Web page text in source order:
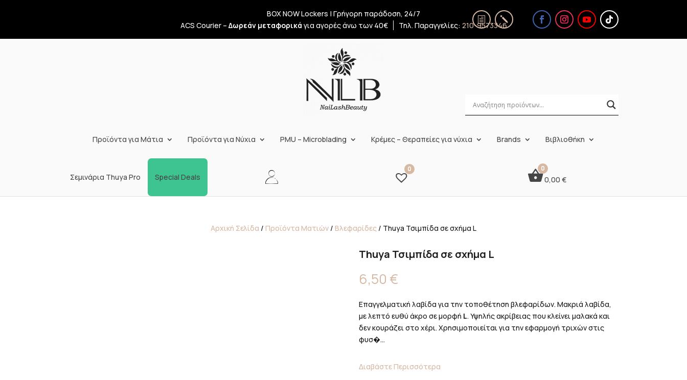
BOX NOW Lockers | Γρήγορη παράδοση, 24/7
ACS Courier – Δωρεάν μεταφορικά για αγορές άνω των 40€ Τηλ. Παραγγελίες: 210-9573346
Προϊόντα για Μάτια Προϊόντα για Νύχια PMU – Microblading Κρέμες – Θεραπείες για νύχια Brands Βιβλιοθήκη
Σεμινάρια Thuya Pro Special Deals
0
0,00 €
Αρχική Σελίδα / Προϊόντα Ματιών / Βλεφαρίδες / Thuya Τσιμπίδα σε σχήμα L
Thuya Τσιμπίδα σε σχήμα L
6,50 €
Επαγγελματική λαβίδα για την τοποθέτηση βλεφαρίδων. Μακριά λαβίδα,
με λεπτό ευθύ άκρο σε μορφή L. Υψηλής ακρίβειας που κλείνει μαλακά και
δεν κουράζει στο χέρι. Χρησιμοποιείται για την εφαρμογή τριχών στις
φυσ�...
Διαβάστε Περισσότερα